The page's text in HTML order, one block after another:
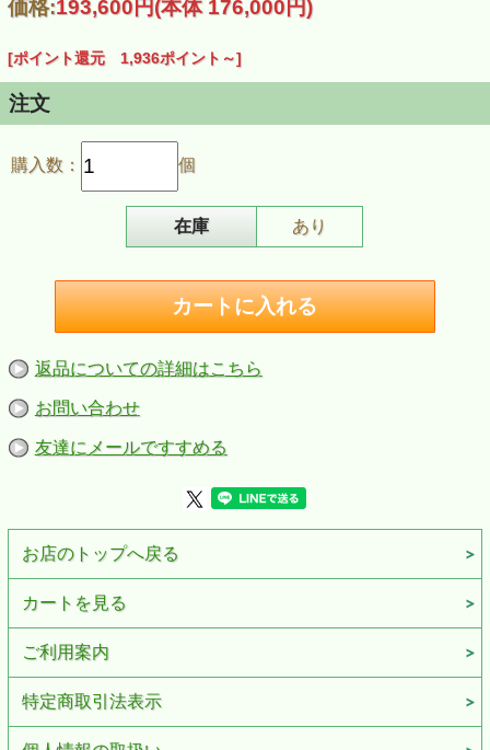
価格:193,600円(本体 176,000円)
[ポイント還元 1,936ポイント～]
注文
購入数： 個
在庫 あり
返品についての詳細はこちら
お問い合わせ
友達にメールですすめる
お店のトップへ戻る
カートを見る
ご利用案内
特定商取引法表示